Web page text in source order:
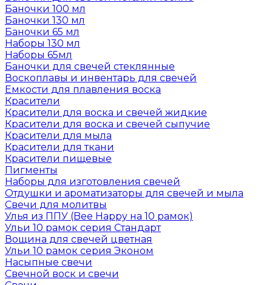
Баночки 100 мл
Баночки 130 мл
Баночки 65 мл
Наборы 130 мл
Наборы 65мл
Баночки для свечей стеклянные
Воскоплавы и инвентарь для свечей
Емкости для плавления воска
Красители
Красители для воска и свечей жидкие
Красители для воска и свечей сыпучие
Красители для мыла
Красители для ткани
Красители пищевые
Пигменты
Наборы для изготовления свечей
Отдушки и ароматизаторы для свечей и мыла
Свечи для молитвы
Улья из ППУ (Bee Happy на 10 рамок)
Ульи 10 рамок серия Стандарт
Вощина для свечей цветная
Ульи 10 рамок серия Эконом
Насыпные свечи
Свечной воск и свечи